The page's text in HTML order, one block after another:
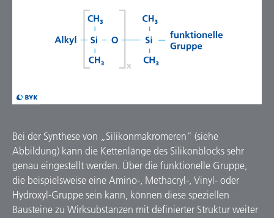
Bei der Synthese von „Silikonmakromeren“ (siehe
Abbildung) kann die Kettenlänge des Silikonblocks sehr
genau eingestellt werden. Über die funktionelle Gruppe,
die beispielsweise eine Amino-, Methacryl-, Vinyl- oder
Hydroxyl-Gruppe sein kann, können diese speziellen
Bausteine zu Wirksubstanzen mit definierter Struktur weiter